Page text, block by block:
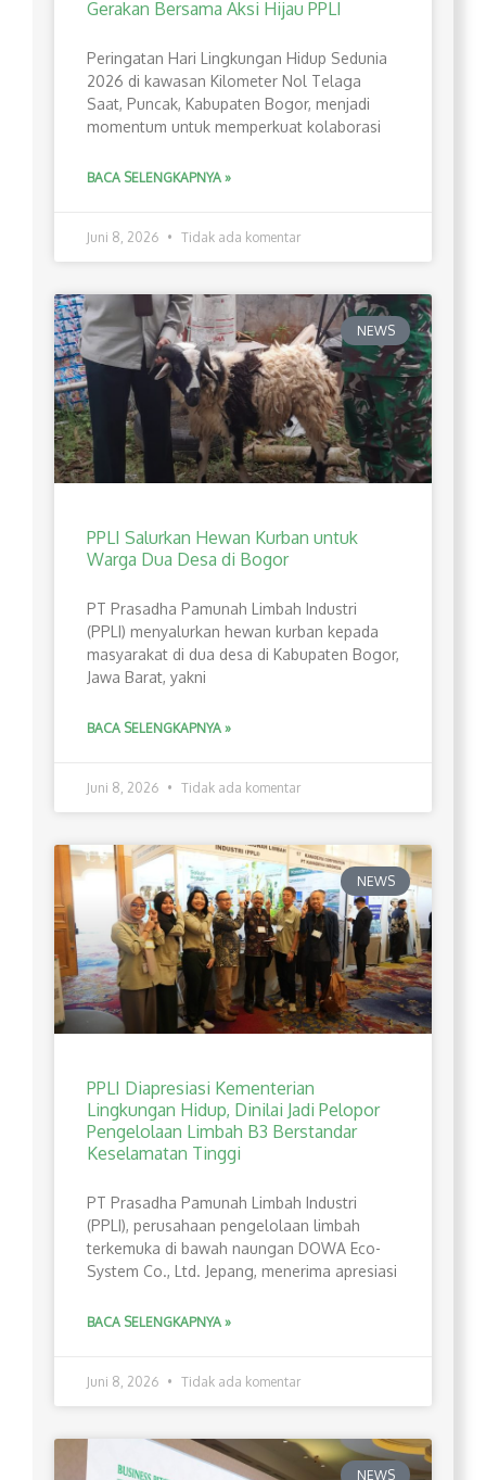
Gerakan Bersama Aksi Hijau PPLI
Peringatan Hari Lingkungan Hidup Sedunia
2026 di kawasan Kilometer Nol Telaga
Saat, Puncak, Kabupaten Bogor, menjadi
momentum untuk memperkuat kolaborasi
BACA SELENGKAPNYA »
Juni 8, 2026 Tidak ada komentar
NEWS
PPLI Salurkan Hewan Kurban untuk
Warga Dua Desa di Bogor
PT Prasadha Pamunah Limbah Industri
(PPLI) menyalurkan hewan kurban kepada
masyarakat di dua desa di Kabupaten Bogor,
Jawa Barat, yakni
BACA SELENGKAPNYA »
Juni 8, 2026 Tidak ada komentar
NEWS
PPLI Diapresiasi Kementerian
Lingkungan Hidup, Dinilai Jadi Pelopor
Pengelolaan Limbah B3 Berstandar
Keselamatan Tinggi
PT Prasadha Pamunah Limbah Industri
(PPLI), perusahaan pengelolaan limbah
terkemuka di bawah naungan DOWA Eco-
System Co., Ltd. Jepang, menerima apresiasi
BACA SELENGKAPNYA »
Juni 8, 2026 Tidak ada komentar
NEWS